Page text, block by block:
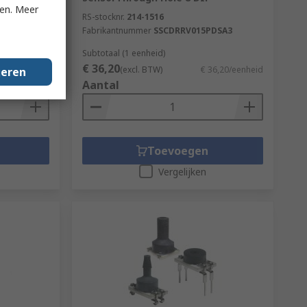
eenheid
RS-stocknr. 214-1516
Fabrikantnummer SSCDRRV015PDSA3
Subtotaal (1 eenheid)
€ 36,20(excl. BTW) € 36,20/eenheid
Aantal
Toevoegen
Vergelijken
Meer